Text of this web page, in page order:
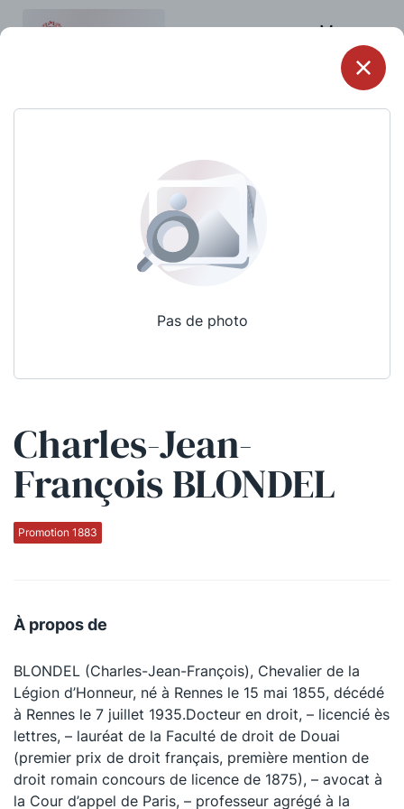
Menu
Pas de photo
Charles-Jean-
François BLONDEL
Promotion 1883
À propos de
BLONDEL (Charles-Jean-François), Chevalier de la
Légion d’Honneur, né à Rennes le 15 mai 1855, décédé
à Rennes le 7 juillet 1935.Docteur en droit, – licencié ès
lettres, – lauréat de la Faculté de droit de Douai
(premier prix de droit français, première mention de
droit romain concours de licence de 1875), – avocat à
la Cour d’appel de Paris, – professeur agrégé à la
Qui sommes-nous ?
La Conférence
La Conférence de Renfort
La défense pénale
Le Concours de la Conférence
La Conférence Berryer
La Petite Conférence